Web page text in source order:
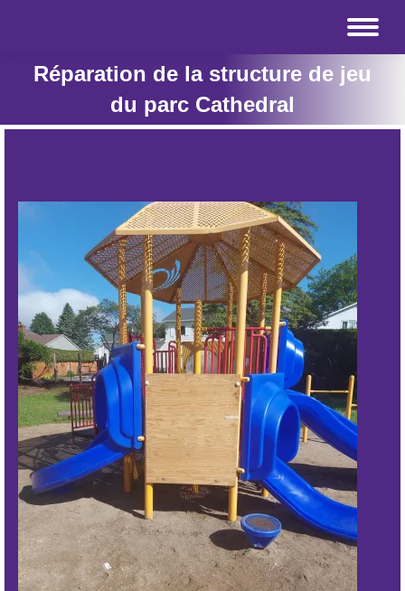
Réparation de la structure de jeu
du parc Cathedral